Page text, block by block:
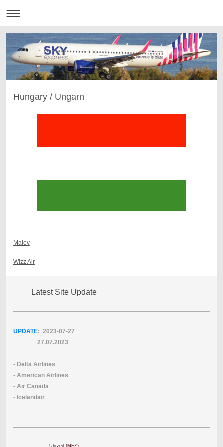
Hungary / Ungarn
Malev
Wizz Air
Latest Site Update
UPDATE: 2023-07-27
27.07.2023
- Delta Airlines
- American Airlines
- Air Canada
- Icelandair
Uhrzeit (MEZ)